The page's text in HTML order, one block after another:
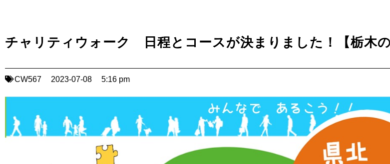
チャリティウォーク 日程とコースが決まりました！【栃木の
CW567 2023-07-08 5:16 pm